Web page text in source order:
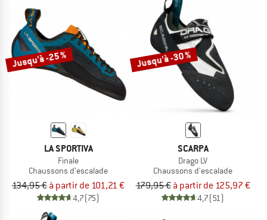
Jusqu'à -25 %
LA SPORTIVA
Finale
Chaussons d'escalade
134,95 € à partir de 101,21 €
4,7(75)
Jusqu'à -30 %
SCARPA
Drago LV
Chaussons d'escalade
179,95 € à partir de 125,97 €
4,7(51)